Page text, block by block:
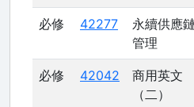
必修 42277
永續供應鏈
管理
必修 42042
商用英文
（二）